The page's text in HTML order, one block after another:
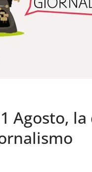
Agosto,